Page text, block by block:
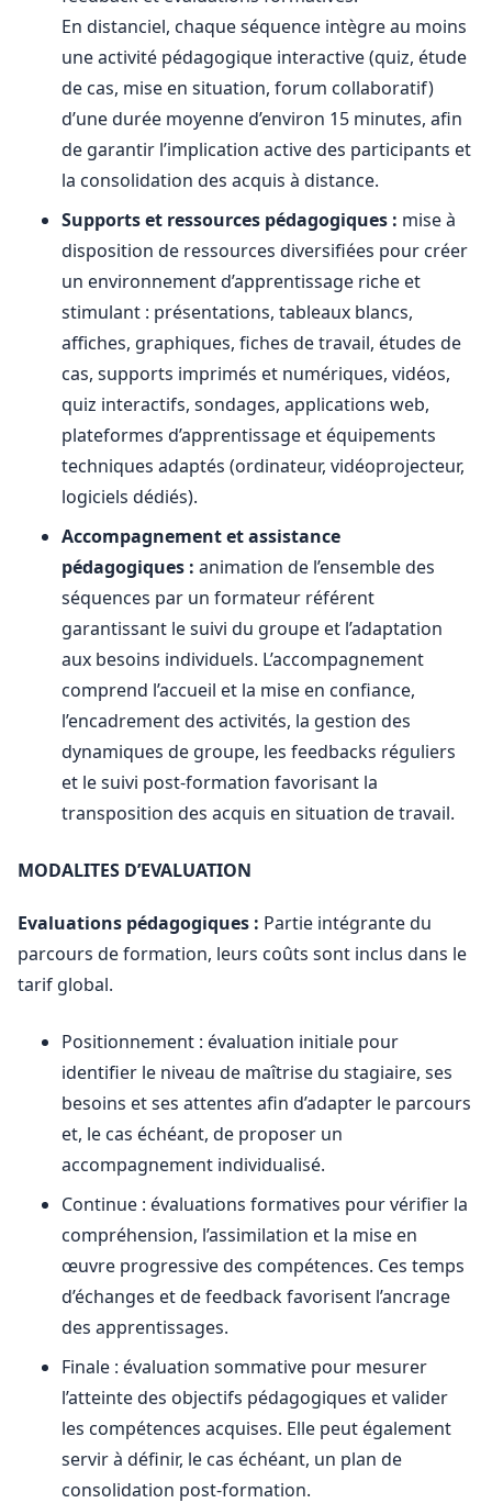
En distanciel, chaque séquence intègre au moins
une activité pédagogique interactive (quiz, étude
de cas, mise en situation, forum collaboratif)
d’une durée moyenne d’environ 15 minutes, afin
de garantir l’implication active des participants et
la consolidation des acquis à distance.
Supports et ressources pédagogiques : mise à
disposition de ressources diversifiées pour créer
un environnement d’apprentissage riche et
stimulant : présentations, tableaux blancs,
affiches, graphiques, fiches de travail, études de
cas, supports imprimés et numériques, vidéos,
quiz interactifs, sondages, applications web,
plateformes d’apprentissage et équipements
techniques adaptés (ordinateur, vidéoprojecteur,
logiciels dédiés).
Accompagnement et assistance
pédagogiques : animation de l’ensemble des
séquences par un formateur référent
garantissant le suivi du groupe et l’adaptation
aux besoins individuels. L’accompagnement
comprend l’accueil et la mise en confiance,
l’encadrement des activités, la gestion des
dynamiques de groupe, les feedbacks réguliers
et le suivi post-formation favorisant la
transposition des acquis en situation de travail.
MODALITES D’EVALUATION
Evaluations pédagogiques : Partie intégrante du
parcours de formation, leurs coûts sont inclus dans le
tarif global.
Positionnement : évaluation initiale pour
identifier le niveau de maîtrise du stagiaire, ses
besoins et ses attentes afin d’adapter le parcours
et, le cas échéant, de proposer un
accompagnement individualisé.
Continue : évaluations formatives pour vérifier la
compréhension, l’assimilation et la mise en
œuvre progressive des compétences. Ces temps
d’échanges et de feedback favorisent l’ancrage
des apprentissages.
Finale : évaluation sommative pour mesurer
l’atteinte des objectifs pédagogiques et valider
les compétences acquises. Elle peut également
servir à définir, le cas échéant, un plan de
consolidation post-formation.